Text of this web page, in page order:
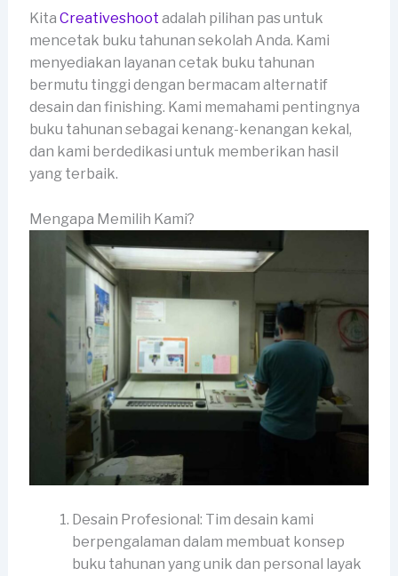
Kita Creativeshoot adalah pilihan pas untuk
mencetak buku tahunan sekolah Anda. Kami
menyediakan layanan cetak buku tahunan
bermutu tinggi dengan bermacam alternatif
desain dan finishing. Kami memahami pentingnya
buku tahunan sebagai kenang-kenangan kekal,
dan kami berdedikasi untuk memberikan hasil
yang terbaik.
Mengapa Memilih Kami?
Desain Profesional: Tim desain kami
berpengalaman dalam membuat konsep
buku tahunan yang unik dan personal layak